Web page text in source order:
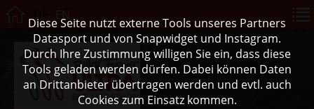
Diese Seite nutzt externe Tools unseres Partners
Datasport und von Snapwidget und Instagram.
Durch Ihre Zustimmung willigen Sie ein, dass diese
Tools geladen werden dürfen. Dabei können Daten
an Drittanbieter übertragen werden und evtl. auch
Cookies zum Einsatz kommen.